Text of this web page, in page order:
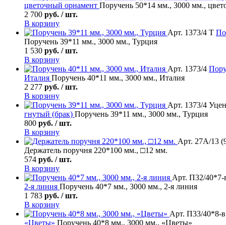
цветочный орнамент Поручень 50*14 мм., 3000 мм.,
2 700 руб. / шт.
В корзину
Арт. 1373/4 Т
Поручень 39*11 мм., 3000 мм., Турция
1 530 руб. / шт.
В корзину
Арт. 1373/4
Италия Поручень 40*11 мм., 3000 мм., Италия
2 277 руб. / шт.
В корзину
Арт. 1373/4
гнутый (брак) Поручень 39*11 мм., 3000 мм., Турция
800 руб. / шт.
В корзину
Арт. 27А/13
Держатель поручня 220*100 мм., □12 мм.
574 руб. / шт.
В корзину
Арт. П32/40*7-
2-я линия Поручень 40*7 мм., 3000 мм., 2-я линия
1 783 руб. / шт.
В корзину
Арт. П33/40*8-
«Цветы» Поручень 40*8 мм., 3000 мм., «Цветы»